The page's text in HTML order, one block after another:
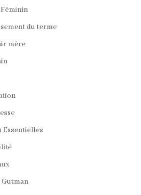
du terme
mère
Essentielles